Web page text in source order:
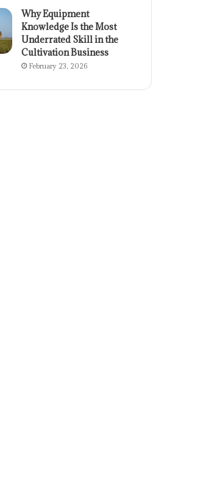
Why Equipment
Knowledge Is the Most
Underrated Skill in the
Cultivation Business
February 23, 2026